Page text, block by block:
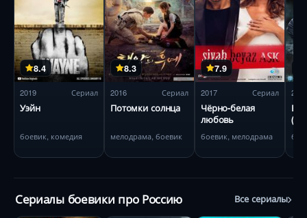
8.4
2019 Сериал
Уэйн
боевик, комедия
8.3
2016 Сериал
Потомки солнца
мелодрама, боевик
7.9
2017 Сериал
Чёрно-белая
любовь
боевик, мелодрама
2011
Сериалы боевики про Россию Все сериалы